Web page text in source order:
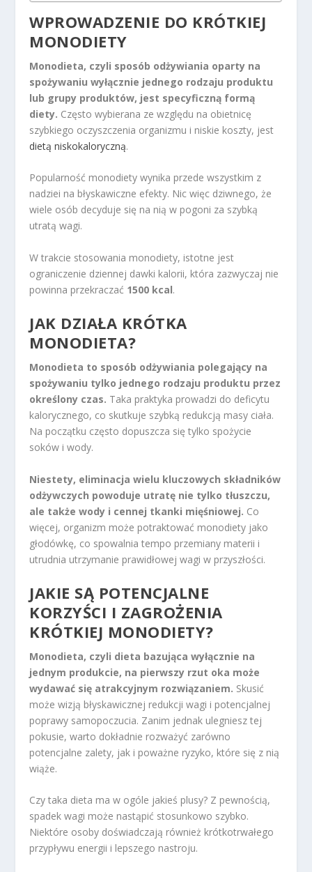
WPROWADZENIE DO KRÓTKIEJ
MONODIETY
Monodieta, czyli sposób odżywiania oparty na
spożywaniu wyłącznie jednego rodzaju produktu
lub grupy produktów, jest specyficzną formą
diety. Często wybierana ze względu na obietnicę
szybkiego oczyszczenia organizmu i niskie koszty, jest
dietą niskokaloryczną.
Popularność monodiety wynika przede wszystkim z
nadziei na błyskawiczne efekty. Nic więc dziwnego, że
wiele osób decyduje się na nią w pogoni za szybką
utratą wagi.
W trakcie stosowania monodiety, istotne jest
ograniczenie dziennej dawki kalorii, która zazwyczaj nie
powinna przekraczać 1500 kcal.
JAK DZIAŁA KRÓTKA
MONODIETA?
Monodieta to sposób odżywiania polegający na
spożywaniu tylko jednego rodzaju produktu przez
określony czas. Taka praktyka prowadzi do deficytu
kalorycznego, co skutkuje szybką redukcją masy ciała.
Na początku często dopuszcza się tylko spożycie
soków i wody.
Niestety, eliminacja wielu kluczowych składników
odżywczych powoduje utratę nie tylko tłuszczu,
ale także wody i cennej tkanki mięśniowej. Co
więcej, organizm może potraktować monodiety jako
głodówkę, co spowalnia tempo przemiany materii i
utrudnia utrzymanie prawidłowej wagi w przyszłości.
JAKIE SĄ POTENCJALNE
KORZYŚCI I ZAGROŻENIA
KRÓTKIEJ MONODIETY?
Monodieta, czyli dieta bazująca wyłącznie na
jednym produkcie, na pierwszy rzut oka może
wydawać się atrakcyjnym rozwiązaniem. Skusić
może wizją błyskawicznej redukcji wagi i potencjalnej
poprawy samopoczucia. Zanim jednak ulegniesz tej
pokusie, warto dokładnie rozważyć zarówno
potencjalne zalety, jak i poważne ryzyko, które się z nią
wiąże.
Czy taka dieta ma w ogóle jakieś plusy? Z pewnością,
spadek wagi może nastąpić stosunkowo szybko.
Niektóre osoby doświadczają również krótkotrwałego
przypływu energii i lepszego nastroju.